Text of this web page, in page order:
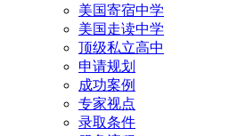
美国寄宿中学
美国走读中学
顶级私立高中
申请规划
成功案例
专家视点
录取条件